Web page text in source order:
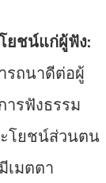
ยชน์แก่ผู้ฟัง:
รถนาดีต่อผู้
รฟังธรรม
โยชน์ส่วนตน
เมตตา